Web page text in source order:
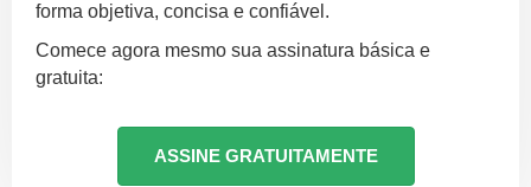
forma objetiva, concisa e confiável.
Comece agora mesmo sua assinatura básica e
gratuita:
ASSINE GRATUITAMENTE